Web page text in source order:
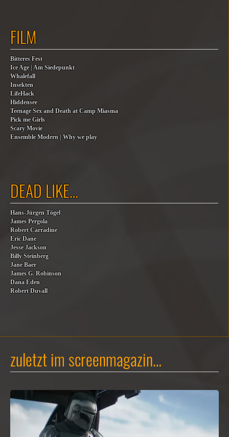
FILM
Bitteres Fest
Ice Age | Am Siedepunkt
Whalefall
Insekten
LifeHack
Hiddensee
Teenage Sex and Death at Camp Miasma
Pick me Girls
Scary Movie
Ensemble Modern | Why we play
DEAD LIKE…
Hans-Jürgen Tögel
James Pergola
Robert Carradine
Eric Dane
Jesse Jackson
Billy Steinberg
Jane Baer
James G. Robinson
Dana Eden
Robert Duvall
zuletzt im screenmagazin…